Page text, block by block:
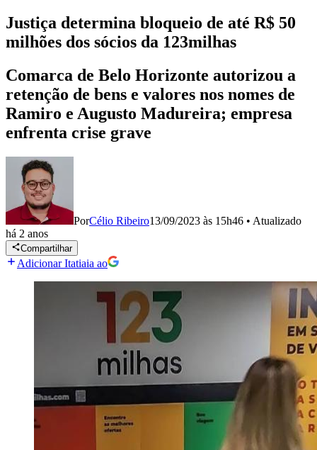
Justiça determina bloqueio de até R$ 50
milhões dos sócios da 123milhas
Comarca de Belo Horizonte autorizou a
retenção de bens e valores nos nomes de
Ramiro e Augusto Madureira; empresa
enfrenta crise grave
PorCélio Ribeiro13/09/2023 às 15h46 • Atualizado
há 2 anos
Compartilhar
Adicionar Itatiaia ao